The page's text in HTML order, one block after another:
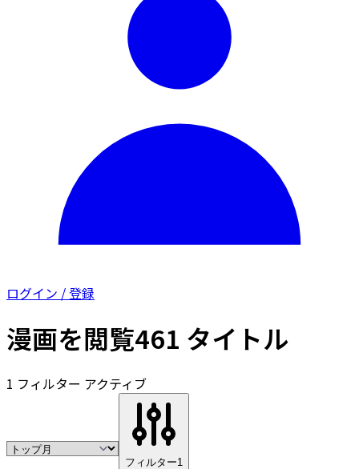
ログイン / 登録
漫画を閲覧461 タイトル
1 フィルター アクティブ
フィルター1